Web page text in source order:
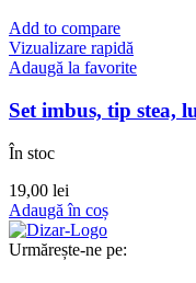
Add to compare
Vizualizare rapidă
Adaugă la favorite
Set imbus, tip stea,
În stoc
19,00 lei
Adaugă în coș
Urmărește-ne pe: